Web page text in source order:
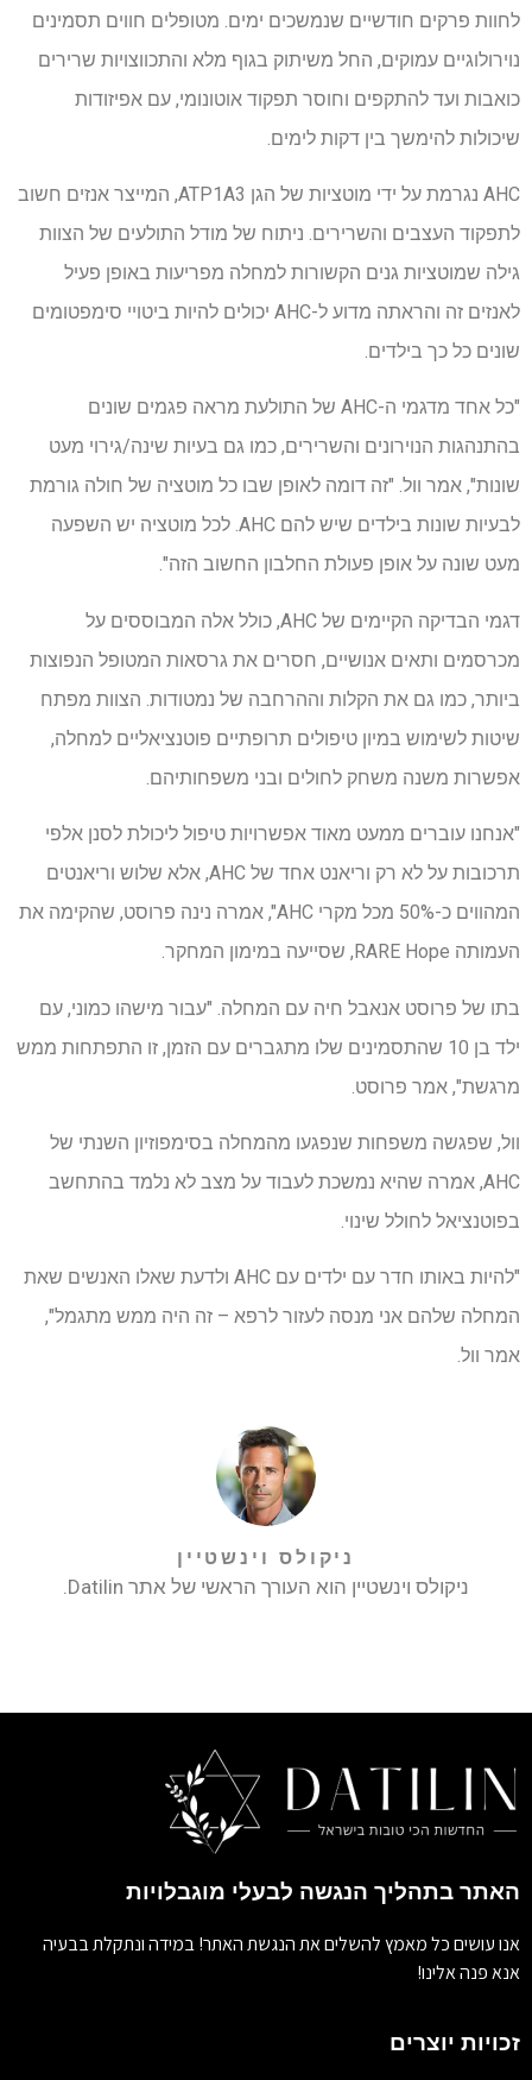
לחוות פרקים חודשיים שנמשכים ימים. מטופלים חווים תסמינים
נוירולוגיים עמוקים, החל משיתוק בגוף מלא והתכווצויות שרירים
כואבות ועד להתקפים וחוסר תפקוד אוטונומי, עם אפיזודות
שיכולות להימשך בין דקות לימים.
AHC נגרמת על ידי מוטציות של הגן ATP1A3, המייצר אנזים חשוב
לתפקוד העצבים והשרירים. ניתוח של מודל התולעים של הצוות
גילה שמוטציות גנים הקשורות למחלה מפריעות באופן פעיל
לאנזים זה והראתה מדוע ל-AHC יכולים להיות ביטויי סימפטומים
שונים כל כך בילדים.
"כל אחד מדגמי ה-AHC של התולעת מראה פגמים שונים
בהתנהגות הנוירונים והשרירים, כמו גם בעיות שינה/גירוי מעט
שונות", אמר וול. "זה דומה לאופן שבו כל מוטציה של חולה גורמת
לבעיות שונות בילדים שיש להם AHC. לכל מוטציה יש השפעה
מעט שונה על אופן פעולת החלבון החשוב הזה".
דגמי הבדיקה הקיימים של AHC, כולל אלה המבוססים על
מכרסמים ותאים אנושיים, חסרים את גרסאות המטופל הנפוצות
ביותר, כמו גם את הקלות וההרחבה של נמטודות. הצוות מפתח
שיטות לשימוש במיון טיפולים תרופתיים פוטנציאליים למחלה,
אפשרות משנה משחק לחולים ובני משפחותיהם.
"אנחנו עוברים ממעט מאוד אפשרויות טיפול ליכולת לסנן אלפי
תרכובות על לא רק וריאנט אחד של AHC, אלא שלוש וריאנטים
המהווים כ-50% מכל מקרי AHC", אמרה נינה פרוסט, שהקימה את
העמותה RARE Hope, שסייעה במימון המחקר.
בתו של פרוסט אנאבל חיה עם המחלה. "עבור מישהו כמוני, עם
ילד בן 10 שהתסמינים שלו מתגברים עם הזמן, זו התפתחות ממש
מרגשת", אמר פרוסט.
וול, שפגשה משפחות שנפגעו מהמחלה בסימפוזיון השנתי של
AHC, אמרה שהיא נמשכת לעבוד על מצב לא נלמד בהתחשב
בפוטנציאל לחולל שינוי.
"להיות באותו חדר עם ילדים עם AHC ולדעת שאלו האנשים שאת
המחלה שלהם אני מנסה לעזור לרפא – זה היה ממש מתגמל",
אמר וול.
ניקולס וינשטיין
ניקולס וינשטיין הוא העורך הראשי של אתר Datilin.
האתר בתהליך הנגשה לבעלי מוגבלויות
אנו עושים כל מאמץ להשלים את הנגשת האתר! במידה ונתקלת בבעיה
אנא פנה אלינו!
זכויות יוצרים